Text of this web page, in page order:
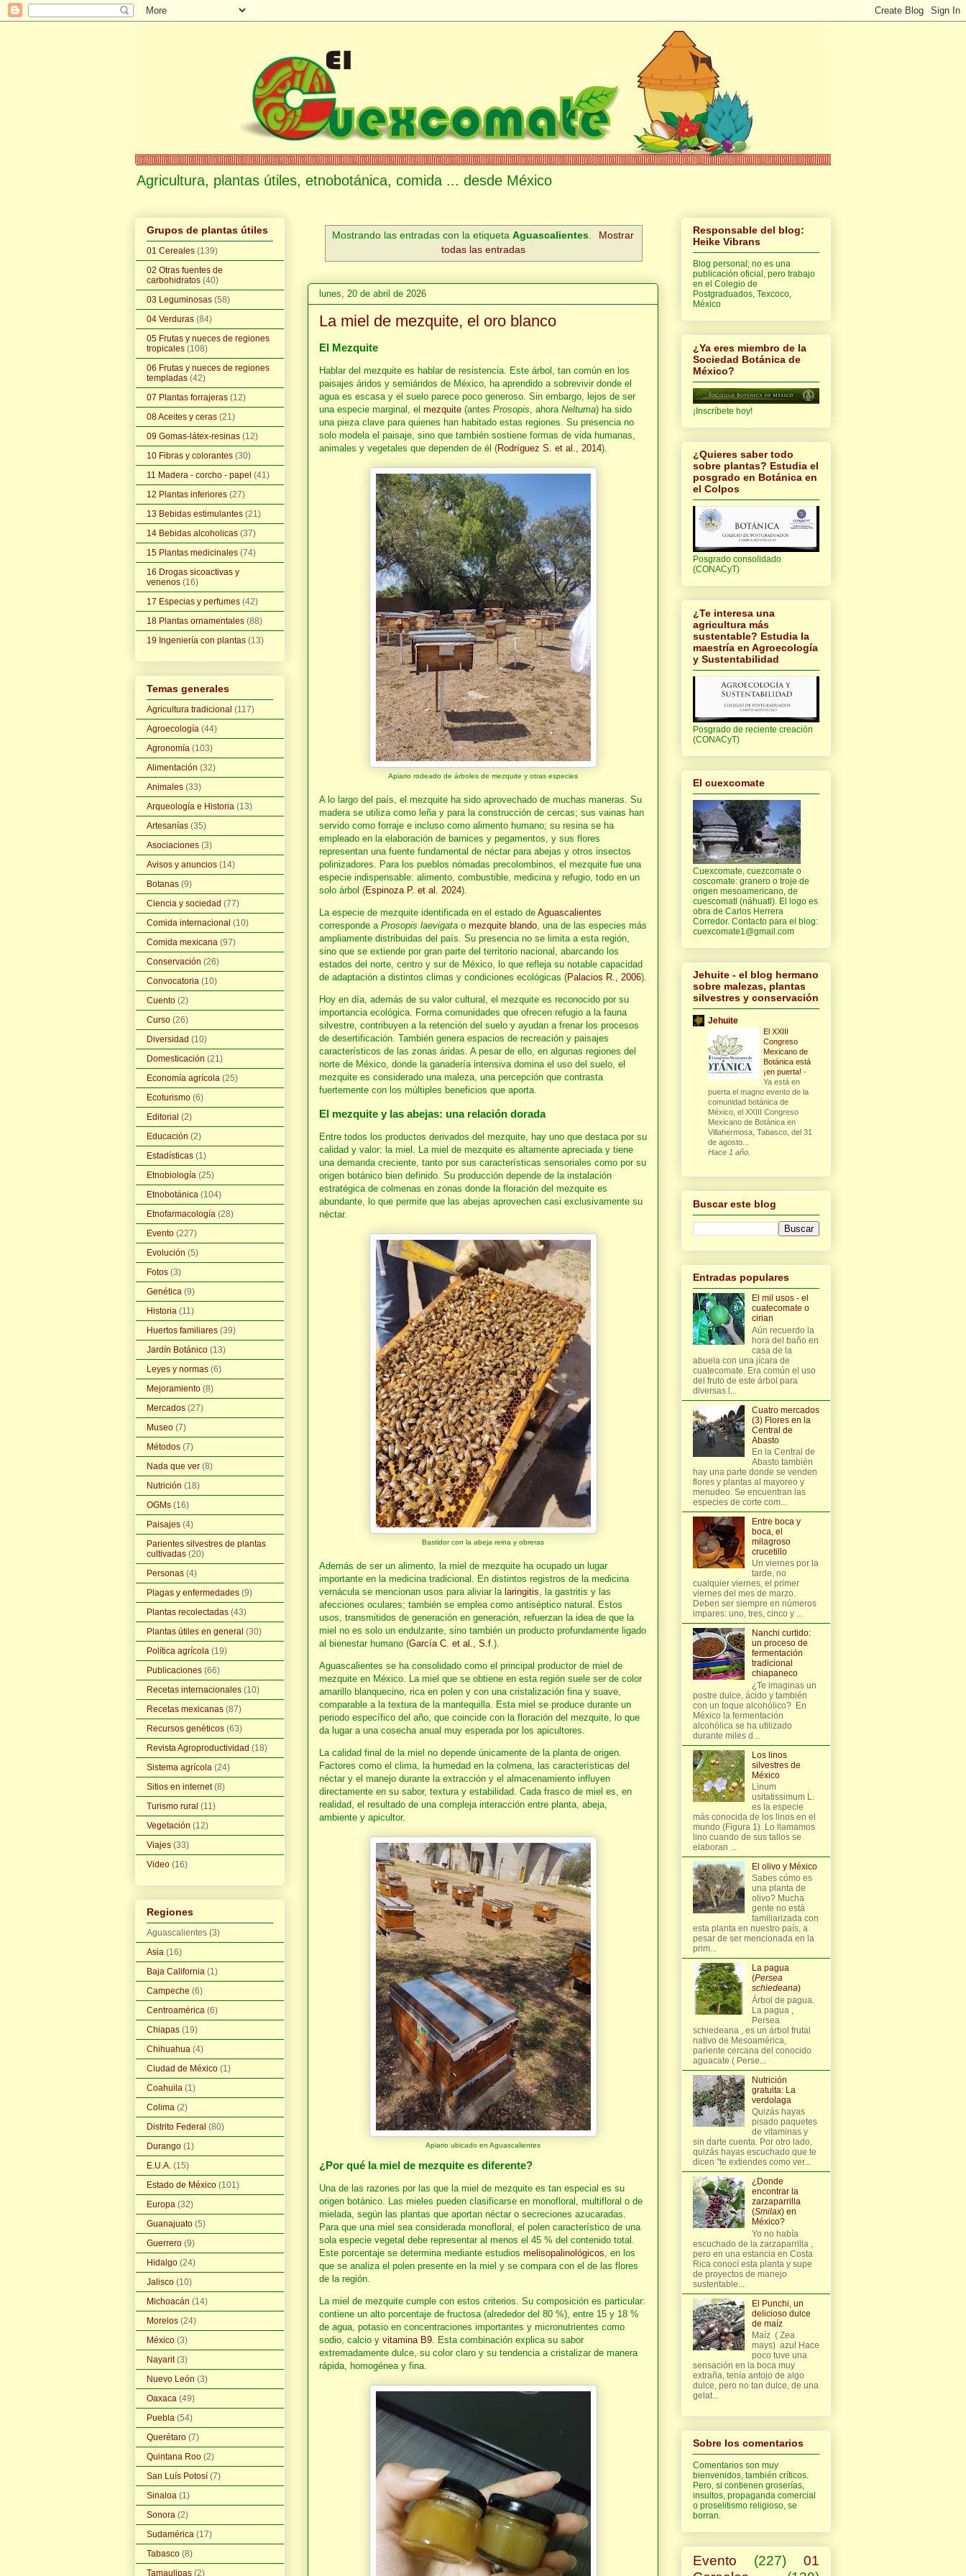
Agricultura, plantas útiles, etnobotánica, comida ... desde México
Mostrando las entradas con la etiquetaAguascalientes.
Mostrar
todas las entradas
lunes, 20 de abril de 2026
La miel de mezquite, el oro blanco
El Mezquite
Hablar del mezquite es hablar de resistencia. Este árbol, tan común en los
paisajes áridos y semiáridos de México, ha aprendido a sobrevivir donde el
agua es escasa y el suelo parece poco generoso. Sin embargo, lejos de ser
una especie marginal, el mezquite (antes Prosopis , ahora Neltuma) ha sido
una pieza clave para quienes han habitado estas regiones. Su presencia no
solo modela el paisaje, sino que también sostiene formas de vida humanas,
animales y vegetales que dependen de él (Rodríguez S. et al., 2014).
Apiario rodeado de árboles de mezquite y otras especies
A lo largo del país, el mezquite ha sido aprovechado de muchas maneras. Su
madera se utiliza como leña y para la construcción de cercas; sus vainas han
servido como forraje e incluso como alimento humano; su resina se ha
empleado en la elaboración de barnices y pegamentos, y sus flores
representan una fuente fundamental de néctar para abejas y otros insectos
polinizadores. Para los pueblos nómadas precolombinos, el mezquite fue una
especie indispensable: alimento, combustible, medicina y refugio, todo en un
solo árbol (Espinoza P. et al. 2024).
La especie de mezquite identificada en el estado de Aguascalientes
corresponde a Prosopis laevigata o mezquite blando , una de las especies más
ampliamente distribuidas del país. Su presencia no se limita a esta región,
sino que se extiende por gran parte del territorio nacional, abarcando los
estados del norte, centro y sur de México, lo que refleja su notable capacidad
de adaptación a distintos climas y condiciones ecológicas (Palacios R., 2006).
Hoy en día, además de su valor cultural, el mezquite es reconocido por su
importancia ecológica. Forma comunidades que ofrecen refugio a la fauna
silvestre, contribuyen a la retención del suelo y ayudan a frenar los procesos
de desertificación. También genera espacios de recreación y paisajes
característicos de las zonas áridas. A pesar de ello, en algunas regiones del
norte de México, donde la ganadería intensiva domina el uso del suelo, el
mezquite es considerado una maleza, una percepción que contrasta
fuertemente con los múltiples beneficios que aporta.
El mezquite y las abejas: una relación dorada
Entre todos los productos derivados del mezquite, hay uno que destaca por su
calidad y valor: la miel. La miel de mezquite es altamente apreciada y tiene
una demanda creciente, tanto por sus características sensoriales como por su
origen botánico bien definido. Su producción depende de la instalación
estratégica de colmenas en zonas donde la floración del mezquite es
abundante, lo que permite que las abejas aprovechen casi exclusivamente su
néctar.
Bastidor con la abeja reina y obreras
Además de ser un alimento, la miel de mezquite ha ocupado un lugar
importante en la medicina tradicional. En distintos registros de la medicina
vernácula se mencionan usos para aliviar la laringitis , la gastritis y las
afecciones oculares; también se emplea como antiséptico natural. Estos
usos, transmitidos de generación en generación, refuerzan la idea de que la
miel no es solo un endulzante, sino también un producto profundamente ligado
al bienestar humano (García C. et al., S.f .).
Aguascalientes se ha consolidado como el principal productor de miel de
mezquite en México. La miel que se obtiene en esta región suele ser de color
amarillo blanquecino, rica en polen y con una cristalización fina y suave,
comparable a la textura de la mantequilla. Esta miel se produce durante un
periodo específico del año, que coincide con la floración del mezquite, lo que
da lugar a una cosecha anual muy esperada por los apicultores.
La calidad final de la miel no depende únicamente de la planta de origen.
Factores como el clima, la humedad en la colmena, las características del
néctar y el manejo durante la extracción y el almacenamiento influyen
directamente en su sabor, textura y estabilidad. Cada frasco de miel es, en
realidad, el resultado de una compleja interacción entre planta, abeja,
ambiente y apicultor.
Apiario ubicado en Aguascalientes
¿Por qué la miel de mezquite es diferente?
Una de las razones por las que la miel de mezquite es tan especial es su
origen botánico. Las mieles pueden clasificarse en monofloral, multifloral o de
mielada, según las plantas que aportan néctar o secreciones azucaradas.
Para que una miel sea considerada monofloral, el polen característico de una
sola especie vegetal debe representar al menos el 45 % del contenido total.
Este porcentaje se determina mediante estudios melisopalinológicos, en los
que se analiza el polen presente en la miel y se compara con el de las flores
de la región.
La miel de mezquite cumple con estos criterios. Su composición es particular:
contiene un alto porcentaje de fructosa (alrededor del 80 %), entre 15 y 18 %
de agua, potasio en concentraciones importantes y micronutrientes como
sodio, calcio y vitamina B9. Esta combinación explica su sabor
extremadamente dulce, su color claro y su tendencia a cristalizar de manera
rápida, homogénea y fina.
Grupos de plantas útiles
01 Cereales (139)
02 Otras fuentes de
carbohidratos (40)
03 Leguminosas (58)
04 Verduras (84)
05 Frutas y nueces de regiones
tropicales (108)
06 Frutas y nueces de regiones
templadas (42)
07 Plantas forrajeras (12)
08 Aceites y ceras (21)
09 Gomas-látex-resinas (12)
10 Fibras y colorantes (30)
11 Madera - corcho - papel (41)
12 Plantas inferiores (27)
13 Bebidas estimulantes (21)
14 Bebidas alcoholicas (37)
15 Plantas medicinales (74)
16 Drogas sicoactivas y
venenos (16)
17 Especias y perfumes (42)
18 Plantas ornamentales (88)
19 Ingeniería con plantas (13)
Temas generales
Agricultura tradicional (117)
Agroecología (44)
Agronomía (103)
Alimentación (32)
Animales (33)
Arqueología e Historia (13)
Artesanías (35)
Asociaciones (3)
Avisos y anuncios (14)
Botanas (9)
Ciencia y sociedad (77)
Comida internacional (10)
Comida mexicana (97)
Conservación (26)
Convocatoria (10)
Cuento (2)
Curso (26)
Diversidad (10)
Domesticación (21)
Economía agrícola (25)
Ecoturismo (6)
Editorial (2)
Educación (2)
Estadísticas (1)
Etnobiología (25)
Etnobotánica (104)
Etnofarmacología (28)
Evento (227)
Evolución (5)
Fotos (3)
Genética (9)
Historia (11)
Huertos familiares (39)
Jardín Botánico (13)
Leyes y normas (6)
Mejoramiento (8)
Mercados (27)
Museo (7)
Métodos (7)
Nada que ver (8)
Nutrición (18)
OGMs (16)
Paisajes (4)
Parientes silvestres de plantas
cultivadas (20)
Personas (4)
Plagas y enfermedades (9)
Plantas recolectadas (43)
Plantas útiles en general (30)
Política agrícola (19)
Publicaciones (66)
Recetas internacionales (10)
Recetas mexicanas (87)
Recursos genéticos (63)
Revista Agroproductividad (18)
Sistema agrícola (24)
Sitios en internet (8)
Turismo rural (11)
Vegetación (12)
Viajes (33)
Video (16)
Regiones
Aguascalientes (3)
Asia (16)
Baja California (1)
Campeche (6)
Centroamérica (6)
Chiapas (19)
Chihuahua (4)
Ciudad de México (1)
Coahuila (1)
Colima (2)
Distrito Federal (80)
Durango (1)
E.U.A. (15)
Estado de México (101)
Europa (32)
Guanajuato (5)
Guerrero (9)
Hidalgo (24)
Jalisco (10)
Michoacán (14)
Morelos (24)
México (3)
Nayarit (3)
Nuevo León (3)
Oaxaca (49)
Puebla (54)
Querétaro (7)
Quintana Roo (2)
San Luís Potosí (7)
Sinaloa (1)
Sonora (2)
Sudamérica (17)
Tabasco (8)
Tamaulipas (2)
Responsable del blog:
Heike Vibrans
Blog personal; no es una
publicación oficial, pero trabajo
en el Colegio de
Postgraduados, Texcoco,
México
¿Ya eres miembro de la
Sociedad Botánica de
México?
¡Inscríbete hoy!
¿Quieres saber todo
sobre plantas? Estudia el
posgrado en Botánica en
el Colpos
Posgrado consolidado
(CONACyT)
¿Te interesa una
agricultura más
sustentable? Estudia la
maestría en Agroecología
y Sustentabilidad
Posgrado de reciente creación
(CONACyT)
El cuexcomate
Cuexcomate, cuezcomate o
coscomate: granero o troje de
origen mesoamericano, de
cuescomatl (náhuatl). El logo es
obra de Carlos Herrera
Corredor. Contacto para el blog:
cuexcomate1@gmail.com
Jehuite - el blog hermano
sobre malezas, plantas
silvestres y conservación
Jehuite
El XXIII
Congreso
Mexicano de
Botánica está
¡en puerta! -
Ya está en
puerta el magno evento de la
comunidad botánica de
México, el XXIII Congreso
Mexicano de Botánica en
Villahermosa, Tabasco, del 31
de agosto...
Hace 1 año.
Buscar este blog
Entradas populares
El mil usos - el
cuatecomate o
cirian
Aún recuerdo la
hora del baño en
casa de la
abuela con una jícara de
cuatecomate. Era común el uso
del fruto de este árbol para
diversas l...
Cuatro mercados
(3) Flores en la
Central de
Abasto
En la Central de
Abasto también
hay una parte donde se venden
flores y plantas al mayoreo y
menudeo. Se encuentran las
especies de corte com...
Entre boca y
boca, el
milagroso
crucetillo
Un viernes por la
tarde, no
cualquier viernes, el primer
viernes del mes de marzo.
Deben ser siempre en números
impares: uno, tres, cinco y ...
Nanchi curtido:
un proceso de
fermentación
tradicional
chiapaneco
¿Te imaginas un
postre dulce, ácido y también
con un toque alcohólico? En
México la fermentación
alcohólica se ha utilizado
durante miles d...
Los linos
silvestres de
México
Linum
usitatissimum L.
es la especie
más conocida de los linos en el
mundo (Figura 1). Lo llamamos
lino cuando de sus tallos se
elaboran ...
El olivo y México
Sabes cómo es
una planta de
olivo? Mucha
gente no está
familiarizada con
esta planta en nuestro país, a
pesar de ser mencionada en la
prim...
La pagua
(Persea
schiedeana)
Árbol de pagua.
La pagua ,
Persea
schiedeana , es un árbol frutal
nativo de Mesoamérica,
pariente cercana del conocido
aguacate ( Perse...
Nutrición
gratuita: La
verdolaga
Quizás hayas
pisado paquetes
de vitaminas y
sin darte cuenta. Por otro lado,
quizás hayas escuchado que te
dicen "te extiendes como ver...
¿Donde
encontrar la
zarzaparrilla
(Smilax) en
México?
Yo no había
escuchado de la zarzaparrilla ,
pero en una estancia en Costa
Rica conocí esta planta y supe
de proyectos de manejo
sustentable...
El Punchi, un
delicioso dulce
de maíz
Maíz ( Zea
mays) azul Hace
poco tuve una
sensación en la boca muy
extraña, tenía antojo de algo
dulce, pero no tan dulce, de una
gelat...
Sobre los comentarios
Comentarios son muy
bienvenidos, también críticos.
Pero, si contienen groserías,
insultos, propaganda comercial
o proselitismo religioso, se
borran.
Evento (227)
01